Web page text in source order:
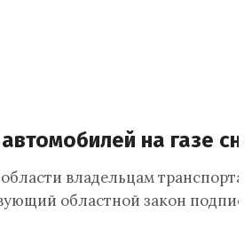
на газе
владельцам
областной закон